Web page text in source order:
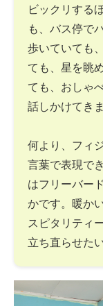
ビックリする
も、バス停で
歩いていても
ても、星を眺
ても、おしゃ
話しかけてきま
何より、フィ
言葉で表現で
はフリーバー
かです。暖か
スピタリティ
立ち直らせた